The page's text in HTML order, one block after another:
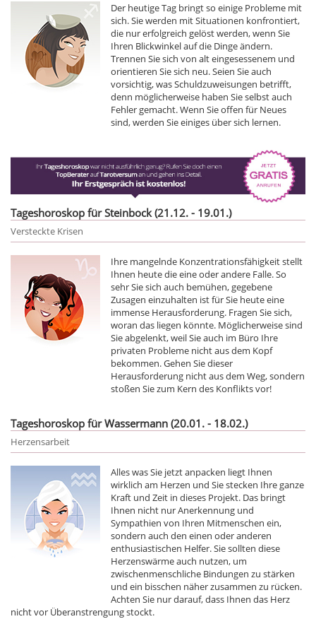
Der heutige Tag bringt so einige Probleme mit
sich. Sie werden mit Situationen konfrontiert,
die nur erfolgreich gelöst werden, wenn Sie
Ihren Blickwinkel auf die Dinge ändern.
Trennen Sie sich von alt eingesessenem und
orientieren Sie sich neu. Seien Sie auch
vorsichtig, was Schuldzuweisungen betrifft,
denn möglicherweise haben Sie selbst auch
Fehler gemacht. Wenn Sie offen für Neues
sind, werden Sie einiges über sich lernen.
Tageshoroskop für Steinbock (21.12. - 19.01.)
Versteckte Krisen
Ihre mangelnde Konzentrationsfähigkeit stellt
Ihnen heute die eine oder andere Falle. So
sehr Sie sich auch bemühen, gegebene
Zusagen einzuhalten ist für Sie heute eine
immense Herausforderung. Fragen Sie sich,
woran das liegen könnte. Möglicherweise sind
Sie abgelenkt, weil Sie auch im Büro Ihre
privaten Probleme nicht aus dem Kopf
bekommen. Gehen Sie dieser
Herausforderung nicht aus dem Weg, sondern
stoßen Sie zum Kern des Konflikts vor!
Tageshoroskop für Wassermann (20.01. - 18.02.)
Herzensarbeit
Alles was Sie jetzt anpacken liegt Ihnen
wirklich am Herzen und Sie stecken Ihre ganze
Kraft und Zeit in dieses Projekt. Das bringt
Ihnen nicht nur Anerkennung und
Sympathien von Ihren Mitmenschen ein,
sondern auch den einen oder anderen
enthusiastischen Helfer. Sie sollten diese
Herzenswärme auch nutzen, um
zwischenmenschliche Bindungen zu stärken
und ein bisschen näher zusammen zu rücken.
Achten Sie nur darauf, dass Ihnen das Herz
nicht vor Überanstrengung stockt.